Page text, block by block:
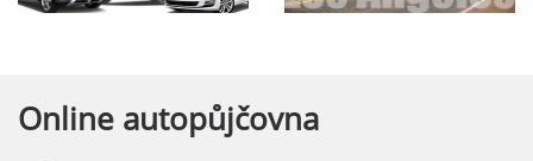
Online autopůjčovna